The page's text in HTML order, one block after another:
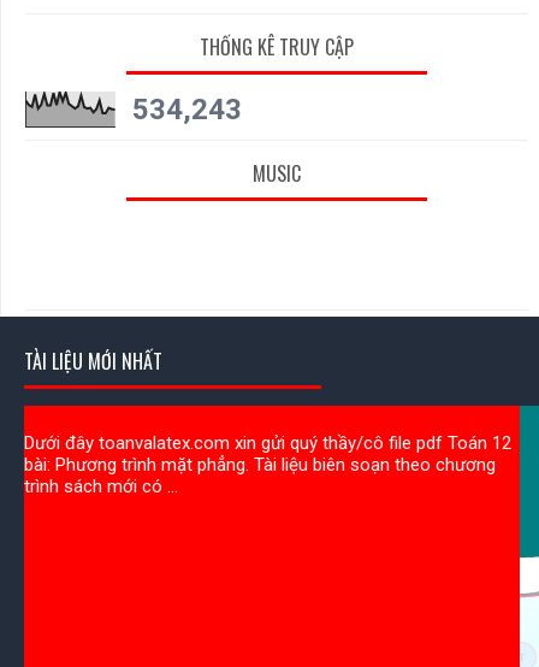
THỐNG KÊ TRUY CẬP
534,243
MUSIC
TÀI LIỆU MỚI NHẤT
Dưới đây toanvalatex.com xin gửi quý thầy/cô file pdf Toán 12
bài: Phương trình mặt phẳng. Tài liệu biên soạn theo chương
trình sách mới có ...